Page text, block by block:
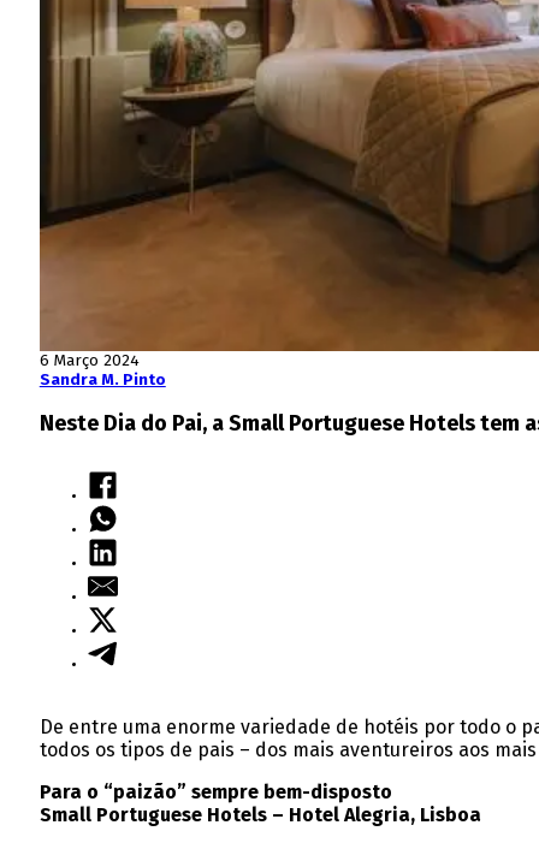
6 Março 2024
Sandra M. Pinto
Neste Dia do Pai, a Small Portuguese Hotels
De entre uma enorme variedade de hotéis por todo o
todos os tipos de pais – dos mais aventureiros aos
Para o “paizão” sempre bem-disposto
Small Portuguese Hotels – Hotel Alegria, Lisboa